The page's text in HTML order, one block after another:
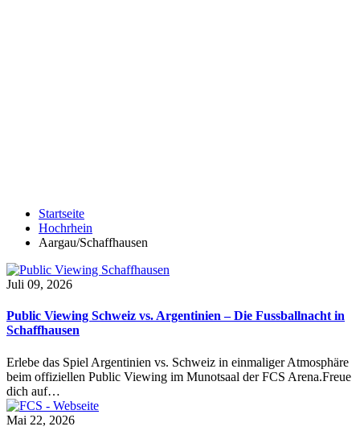
Startseite
Hochrhein
Aargau/Schaffhausen
Juli 09, 2026
Public Viewing Schweiz vs. Argentinien – Die Fussballnacht in
Schaffhausen
Erlebe das Spiel Argentinien vs. Schweiz in einmaliger Atmosphäre
beim offiziellen Public Viewing im Munotsaal der FCS Arena.Freue
dich auf…
Mai 22, 2026